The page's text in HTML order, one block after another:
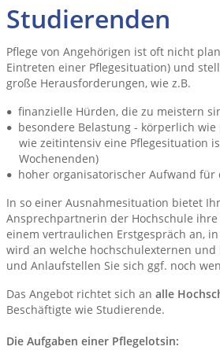
Studierenden
Pflege von Angehörigen ist oft nicht
Eintreten einer Pflegesituation) und
große Herausforderungen, wie z.B.
finanzielle Hürden, die zu meistern
besondere Belastung - körperlich wie
wie zeitintensiv eine Pflegesituation
Wochenenden)
hoher organisatorischer Aufwand für
In so einer Ausnahmesituation bietet
Ansprechpartnerin der Hochschule
einem vertraulichen Erstgespräch an,
wird an welche hochschulexternen
und Anlaufstellen Sie sich ggf. noch
Das Angebot richtet sich an alle
Beschäftigte wie Studierende.
Die Aufgaben einer Pflegelotsin: